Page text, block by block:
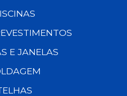
E JANELAS